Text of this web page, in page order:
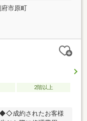
府市原町
2階以上
成約されたお客様